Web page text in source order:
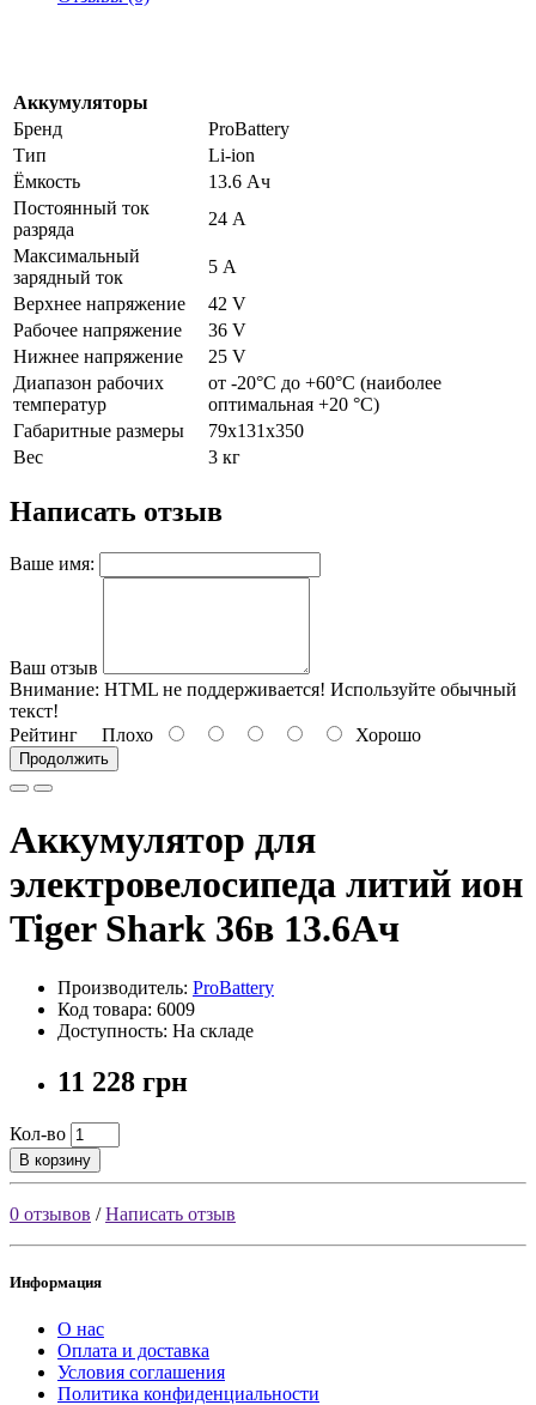
Аккумуляторы
Бренд
ProBattery
Тип
Li-ion
Ёмкость
13.6 Ач
Постоянный ток
разряда
24 А
Максимальный
зарядный ток
5 А
Верхнее напряжение
42 V
Рабочее напряжение
36 V
Нижнее напряжение
25 V
Диапазон рабочих
температур
от -20°C до +60°C (наиболее
оптимальная +20 °C)
Габаритные размеры
79х131х350
Вес
3 кг
Написать отзыв
Ваше имя:
Ваш отзыв
Внимание: HTML не поддерживается! Используйте обычный
текст!
Рейтинг Плохо Хорошо
Продолжить
Аккумулятор для
электровелосипеда литий ион
Tiger Shark 36в 13.6Ач
Производитель: ProBattery
Код товара: 6009
Доступность: На складе
11 228 грн
Кол-во
В корзину
0 отзывов /Написать отзыв
Информация
О нас
Оплата и доставка
Условия соглашения
Политика конфиденциальности